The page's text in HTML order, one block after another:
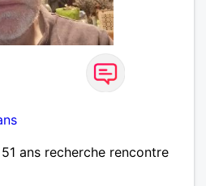
ans recherche rencontre